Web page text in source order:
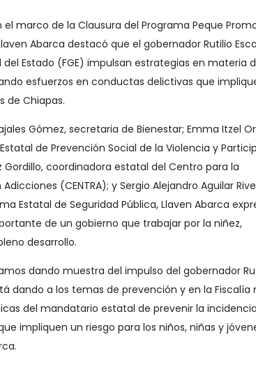
el marco de la Clausura del Programa Peque
Abarca destacó que el gobernador Rutilio
del Estado (FGE) impulsan estrategias en materia
esfuerzos en conductas delictivas que
de Chiapas.
Gómez, secretaria de Bienestar; Emma Itzel
de Prevención Social de la Violencia y
Gordillo, coordinadora estatal del Centro para la
(CENTRA); y Sergio Alejandro Aguilar
Estatal de Seguridad Pública, Llaven Abarca
de un gobierno que trabajar por la niñez,
desarrollo.
dando muestra del impulso del gobernador
dando a los temas de prevención y en la Fiscalía
del mandatario estatal de prevenir la incidencia
impliquen un riesgo para los niños, niñas y